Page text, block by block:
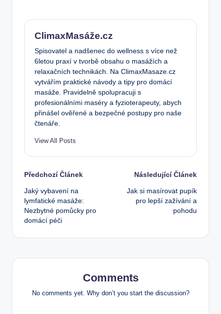
ClimaxMasáže.cz
Spisovatel a nadšenec do wellness s více než
6letou praxí v tvorbě obsahu o masážích a
relaxačních technikách. Na ClimaxMasaze.cz
vytvářím praktické návody a tipy pro domácí
masáže. Pravidelně spolupracuji s
profesionálními maséry a fyzioterapeuty, abych
přinášel ověřené a bezpečné postupy pro naše
čtenáře.
View All Posts
Post
navigation
Předchozí Článek
Jaký vybavení na
lymfatické masáže:
Nezbytné pomůcky pro
domácí péči
Následující Článek
Jak si masírovat pupík
pro lepší zažívání a
pohodu
Comments
No comments yet. Why don’t you start the discussion?